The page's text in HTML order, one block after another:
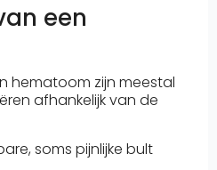
een
hematoom zijn meestal
afhankelijk van de
soms pijnlijke bult